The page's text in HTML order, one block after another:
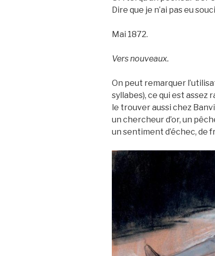
Dire que je n’ai pas eu
Mai 1872.
Vers nouveaux.
On peut remarquer
syllabes), ce qui est assez
le trouver aussi chez
un chercheur d’or, un
un sentiment d’échec, de